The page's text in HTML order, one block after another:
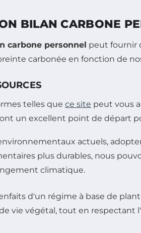
BILAN CARBONE
carbone personnel peut fournir
carbonée en fonction de
telles que ce site peut vous
un excellent point de départ
actuels,
plus durables, nous
climatique.